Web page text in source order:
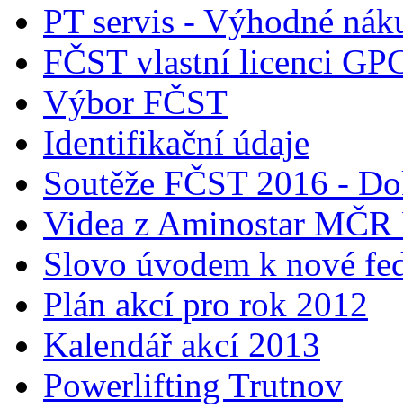
PT servis - Výhodné
FČST vlastní licenci
Výbor FČST
Identifikační údaje
Soutěže FČST 2016 -
Videa z Aminostar MČR
Slovo úvodem k nové
Plán akcí pro rok 2012
Kalendář akcí 2013
Powerlifting Trutnov